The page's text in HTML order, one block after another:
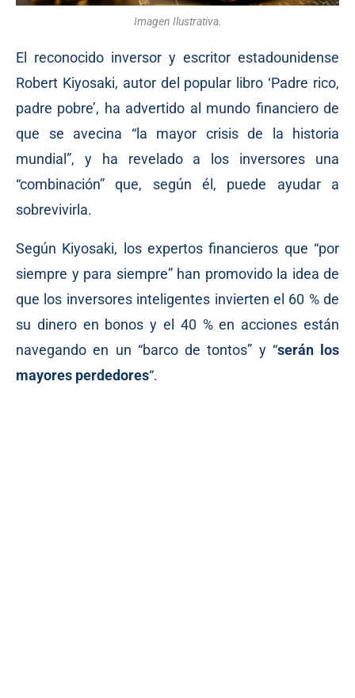
Imagen Ilustrativa.
El reconocido inversor y escritor estadounidense
Robert Kiyosaki, autor del popular libro ‘Padre rico,
padre pobre’, ha advertido al mundo financiero de
que se avecina “la mayor crisis de la historia
mundial”, y ha revelado a los inversores una
“combinación” que, según él, puede ayudar a
sobrevivirla.
Según Kiyosaki, los expertos financieros que “por
siempre y para siempre” han promovido la idea de
que los inversores inteligentes invierten el 60 % de
su dinero en bonos y el 40 % en acciones están
navegando en un “barco de tontos” y “serán los
mayores perdedores“.